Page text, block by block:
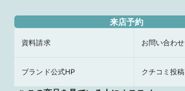
来店予約
資料請求 お問い合わせ
ブランド公式HP クチコミ投稿